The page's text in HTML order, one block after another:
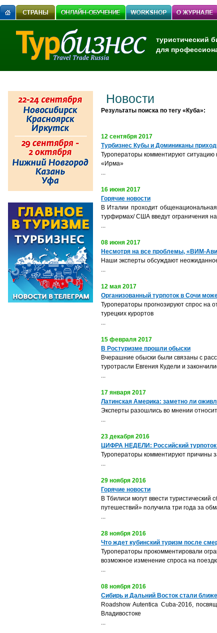
туристический
для
Новости
Результаты поиска по тегу «Куба»:
12 сентября 2017
Турбизнес Кубы и Доминиканы
Туроператоры комментируют ситуацию
«Ирма»
...
16 июня 2017
Горячие новости
В Италии проходит
турфирмах/ США введут ограничения
...
08 июня 2017
Несмотря на все проблемы, «ВИМ-
Наши эксперты обсуждают
...
12 мая 2017
Организованный турпоток в Сочи
Туроператоры прогнозируют спрос на
турецких курортов
...
15 февраля 2017
В Ростуризме прошли обыски
Вчерашние обыски были связаны с
туротрасли Евгения Кудели и
...
17 января 2017
Латинская Америка: заметно ли
Эксперты разошлись во мнении
...
23 декабря 2016
ЦИФРА НЕДЕЛИ: Российский турпоток
Туроператоры комментируют причины
...
29 ноября 2016
Горячие новости
В Тбилиси могут ввести
путешествий» получила три года за
...
28 ноября 2016
Что ждет кубинский туризм после
Туроператоры прокомментировали
возможное изменение спроса на
...
08 ноября 2016
Сибирь и Дальний Восток стали
Roadshow Autentica Cuba-2016,
Владивостоке
...